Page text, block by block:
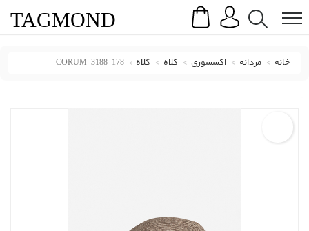
Search
TAGMOND
خانه مردانه اکسسوری کلاه کلاه CORUM-3188-178